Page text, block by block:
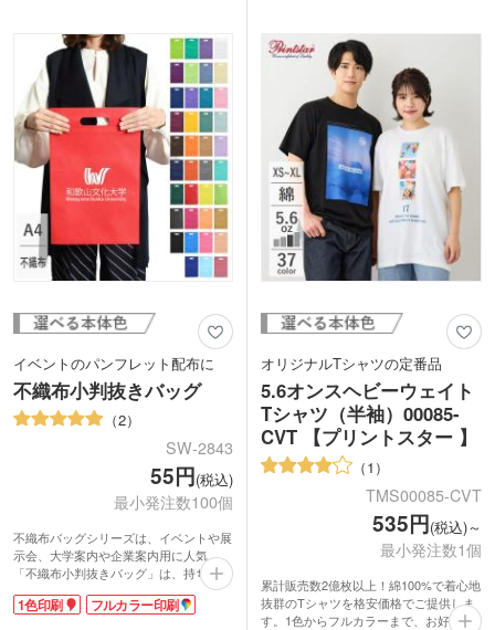
ランドイメージをさりげなく印象付けま
す。夏場の来店特典やキャンペーン景品
などにいかがでしょうか。
時にオススメです。
イベントのパンフレット配布に
不織布小判抜きバッグ
2
SW-2843
55円(税込)
最小発注数100個
不織布バッグシリーズは、イベントや展
示会、大学案内や企業案内用に人気。
「不織布小判抜きバッグ」は、持ち運び
しやすい小判抜きタイプのデザイン。厚
手のA4サイズがすっぽり収まり、書類
1色印刷 フルカラー印刷
オリジナルTシャツの定番品
5.6オンスヘビーウェイト
Tシャツ（半袖）00085-
CVT 【プリントスター 】
1
TMS00085-CVT
535円(税込)～
最小発注数1個
累計販売数2億枚以上！綿100%で着心地
抜群のTシャツを格安価格でご提供しま
す。1色からフルカラーまで、お好きな